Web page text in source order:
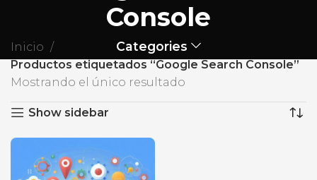
Console
Categories
Inicio
Productos etiquetados “Google Search Console”
Mostrando el único resultado
Show sidebar